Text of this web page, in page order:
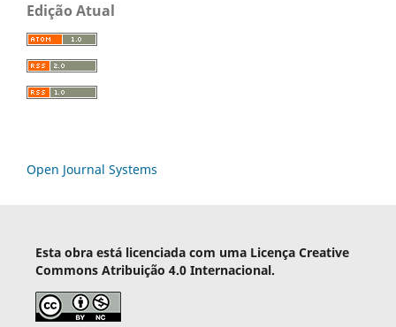
Edição Atual
Open Journal Systems
Esta obra está licenciada com uma Licença Creative
Commons Atribuição 4.0 Internacional.